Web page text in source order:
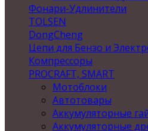
Фонари-Удлинители
TOLSEN
DongCheng
Цепи для Бензо и
Компрессоры
PROCRAFT, SMART
Мотоблоки
Автотовары
Аккумуляторные
Аккумуляторные